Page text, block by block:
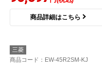
商品詳細はこちら
三菱
商品コード ：EW-45R2SM-KJ